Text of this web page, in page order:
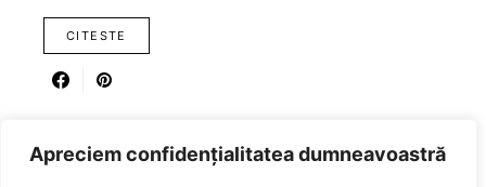
Apreciem confidențialitatea dumneavoastră
CITESTE